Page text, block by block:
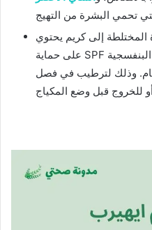
المختلطة إلى كريم يحتوي
على حماية SPF لحمايتها من أضرار الأشعة فوق البنفسجية
وذلك لترطيب في فصل